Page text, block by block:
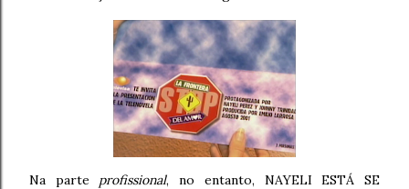
Na parte profissional, no entanto, NAYELI ESTÁ SE